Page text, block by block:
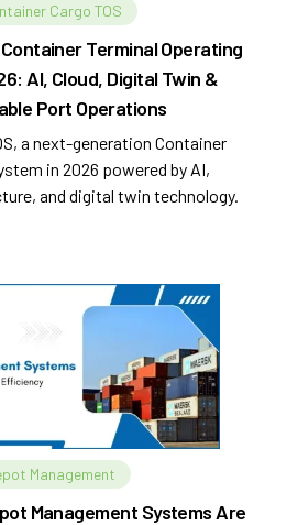
Cargo TOS
Terminal Operating
AI, Cloud, Digital Twin &
Port Operations
a next-generation Container
in 2026 powered by AI,
and digital twin technology.
Management
Management Systems Are